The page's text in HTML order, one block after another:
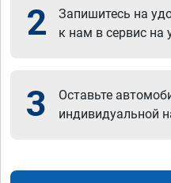
2
Запишитесь на
к нам в сервис на
3
Оставьте
индивидуальной